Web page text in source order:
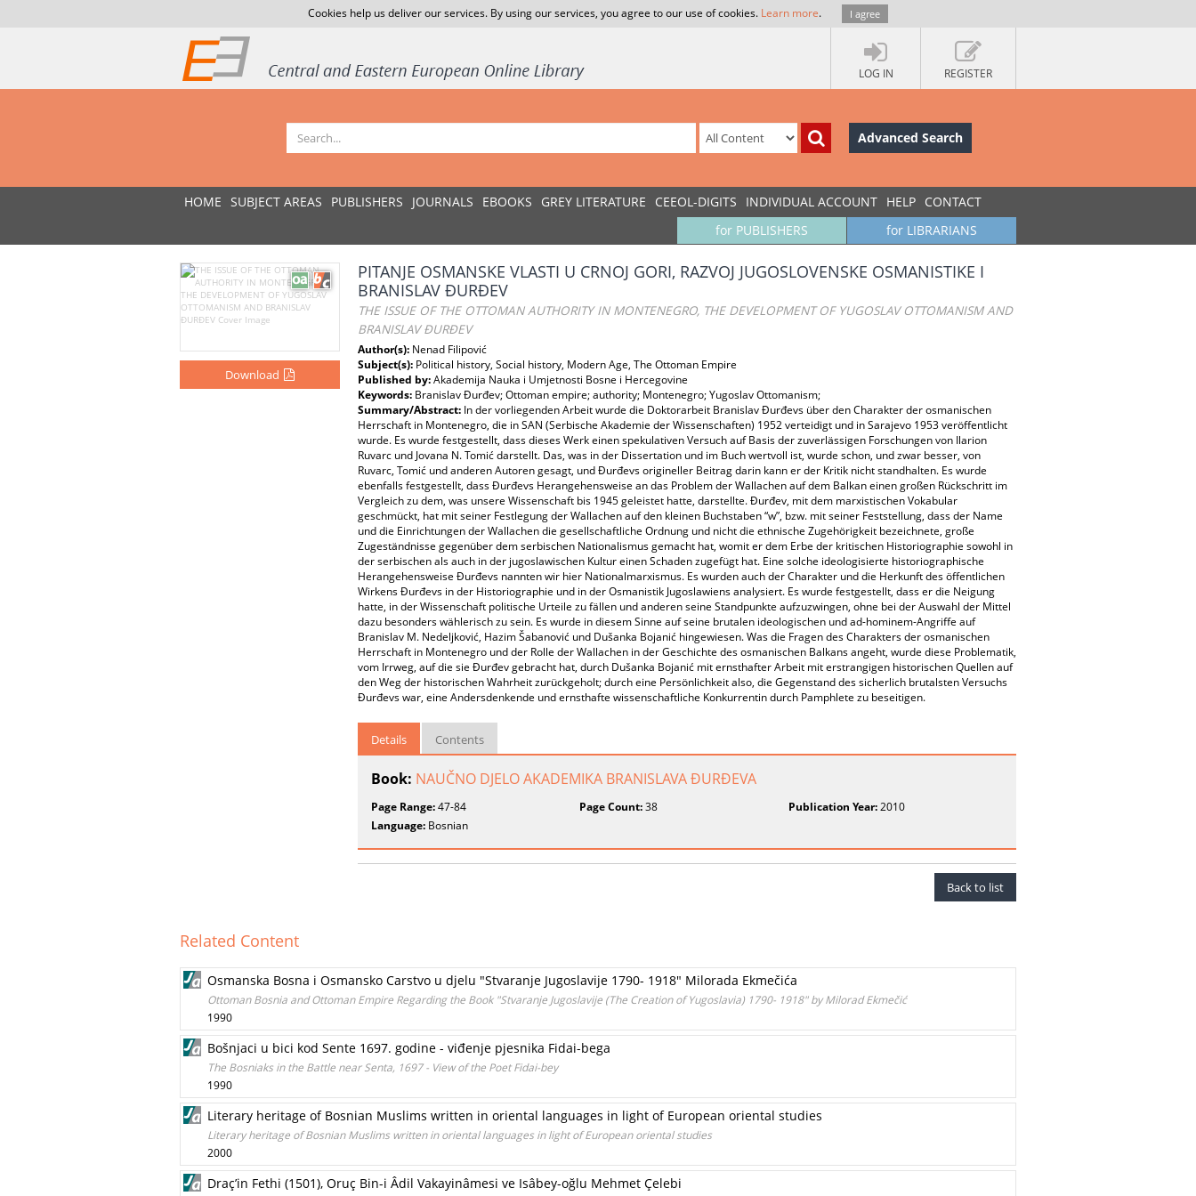
Cookies help us deliver our services. By using our services, you agree to our use of cookies. Learn more. I agree
LOG IN REGISTER
Advanced Search
HOME SUBJECT AREAS PUBLISHERS JOURNALS EBOOKS GREY LITERATURE CEEOL-DIGITS INDIVIDUAL ACCOUNT HELP CONTACT
for LIBRARIANS
for PUBLISHERS
Download
PITANJE OSMANSKE VLASTI U CRNOJ GORI, RAZVOJ JUGOSLOVENSKE OSMANISTIKE I
BRANISLAV ĐURĐEV
THE ISSUE OF THE OTTOMAN AUTHORITY IN MONTENEGRO, THE DEVELOPMENT OF YUGOSLAV OTTOMANISM AND
BRANISLAV ĐURĐEV
Author(s): Nenad Filipović
Subject(s): Political history, Social history, Modern Age, The Ottoman Empire
Published by:Akademija Nauka i Umjetnosti Bosne i Hercegovine
Keywords: Branislav Đurđev; Ottoman empire; authority; Montenegro; Yugoslav Ottomanism;
Summary/Abstract: In der vorliegenden Arbeit wurde die Doktorarbeit Branislav Đurđevs über den Charakter der osmanischen
Herrschaft in Montenegro, die in SAN (Serbische Akademie der Wissenschaften) 1952 verteidigt und in Sarajevo 1953 veröffentlicht
wurde. Es wurde festgestellt, dass dieses Werk einen spekulativen Versuch auf Basis der zuverlässigen Forschungen von Ilarion
Ruvarc und Jovana N. Tomić darstellt. Das, was in der Dissertation und im Buch wertvoll ist, wurde schon, und zwar besser, von
Ruvarc, Tomić und anderen Autoren gesagt, und Đurđevs origineller Beitrag darin kann er der Kritik nicht standhalten. Es wurde
ebenfalls festgestellt, dass Đurđevs Herangehensweise an das Problem der Wallachen auf dem Balkan einen großen Rückschritt im
Vergleich zu dem, was unsere Wissenschaft bis 1945 geleistet hatte, darstellte. Đurđev, mit dem marxistischen Vokabular
geschmückt, hat mit seiner Festlegung der Wallachen auf den kleinen Buchstaben “w”, bzw. mit seiner Feststellung, dass der Name
und die Einrichtungen der Wallachen die gesellschaftliche Ordnung und nicht die ethnische Zugehörigkeit bezeichnete, große
Zugeständnisse gegenüber dem serbischen Nationalismus gemacht hat, womit er dem Erbe der kritischen Historiographie sowohl in
der serbischen als auch in der jugoslawischen Kultur einen Schaden zugefügt hat. Eine solche ideologisierte historiographische
Herangehensweise Đurđevs nannten wir hier Nationalmarxismus. Es wurden auch der Charakter und die Herkunft des öffentlichen
Wirkens Đurđevs in der Historiographie und in der Osmanistik Jugoslawiens analysiert. Es wurde festgestellt, dass er die Neigung
hatte, in der Wissenschaft politische Urteile zu fällen und anderen seine Standpunkte aufzuzwingen, ohne bei der Auswahl der Mittel
dazu besonders wählerisch zu sein. Es wurde in diesem Sinne auf seine brutalen ideologischen und ad-hominem-Angriffe auf
Branislav M. Nedeljković, Hazim Šabanović und Dušanka Bojanić hingewiesen. Was die Fragen des Charakters der osmanischen
Herrschaft in Montenegro und der Rolle der Wallachen in der Geschichte des osmanischen Balkans angeht, wurde diese Problematik,
vom Irrweg, auf die sie Đurđev gebracht hat, durch Dušanka Bojanić mit ernsthafter Arbeit mit erstrangigen historischen Quellen auf
den Weg der historischen Wahrheit zurückgeholt; durch eine Persönlichkeit also, die Gegenstand des sicherlich brutalsten Versuchs
Đurđevs war, eine Andersdenkende und ernsthafte wissenschaftliche Konkurrentin durch Pamphlete zu beseitigen.
Details Contents
Book: NAUČNO DJELO AKADEMIKA BRANISLAVA ĐURĐEVA
Page Range:47-84 Page Count:38 Publication Year:2010
Language: Bosnian
Back to list
Related Content
Osmanska Bosna i Osmansko Carstvo u djelu "Stvaranje Jugoslavije 1790- 1918" Milorada Ekmečića
Ottoman Bosnia and Ottoman Empire Regarding the Book "Stvaranje Jugoslavije (The Creation of Yugoslavia) 1790- 1918" by Milorad Ekmečić
1990
Bošnjaci u bici kod Sente 1697. godine - viđenje pjesnika Fidai-bega
The Bosniaks in the Battle near Senta, 1697 - View of the Poet Fidai-bey
1990
Literary heritage of Bosnian Muslims written in oriental languages in light of European oriental studies
Literary heritage of Bosnian Muslims written in oriental languages in light of European oriental studies
2000
Draç’in Fethi (1501), Oruç Bin-i Âdil Vakayinâmesi ve Isâbey-oğlu Mehmet Çelebi